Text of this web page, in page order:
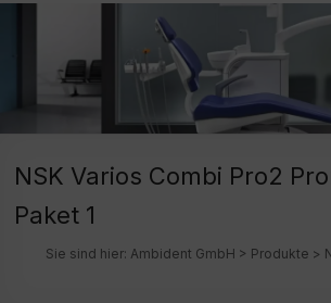
NSK Varios Combi Pro2
Paket 1
Sie sind hier: Ambident GmbH > Produkte >